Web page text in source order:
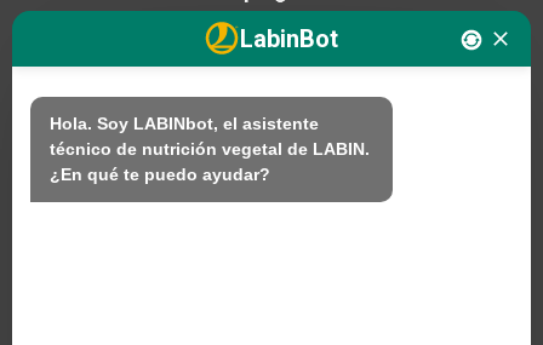
Nosotros
Productos
LabinBot
Hola. Soy LABINbot, el asistente
técnico de nutrición vegetal de LABIN.
¿En qué te puedo ayudar?